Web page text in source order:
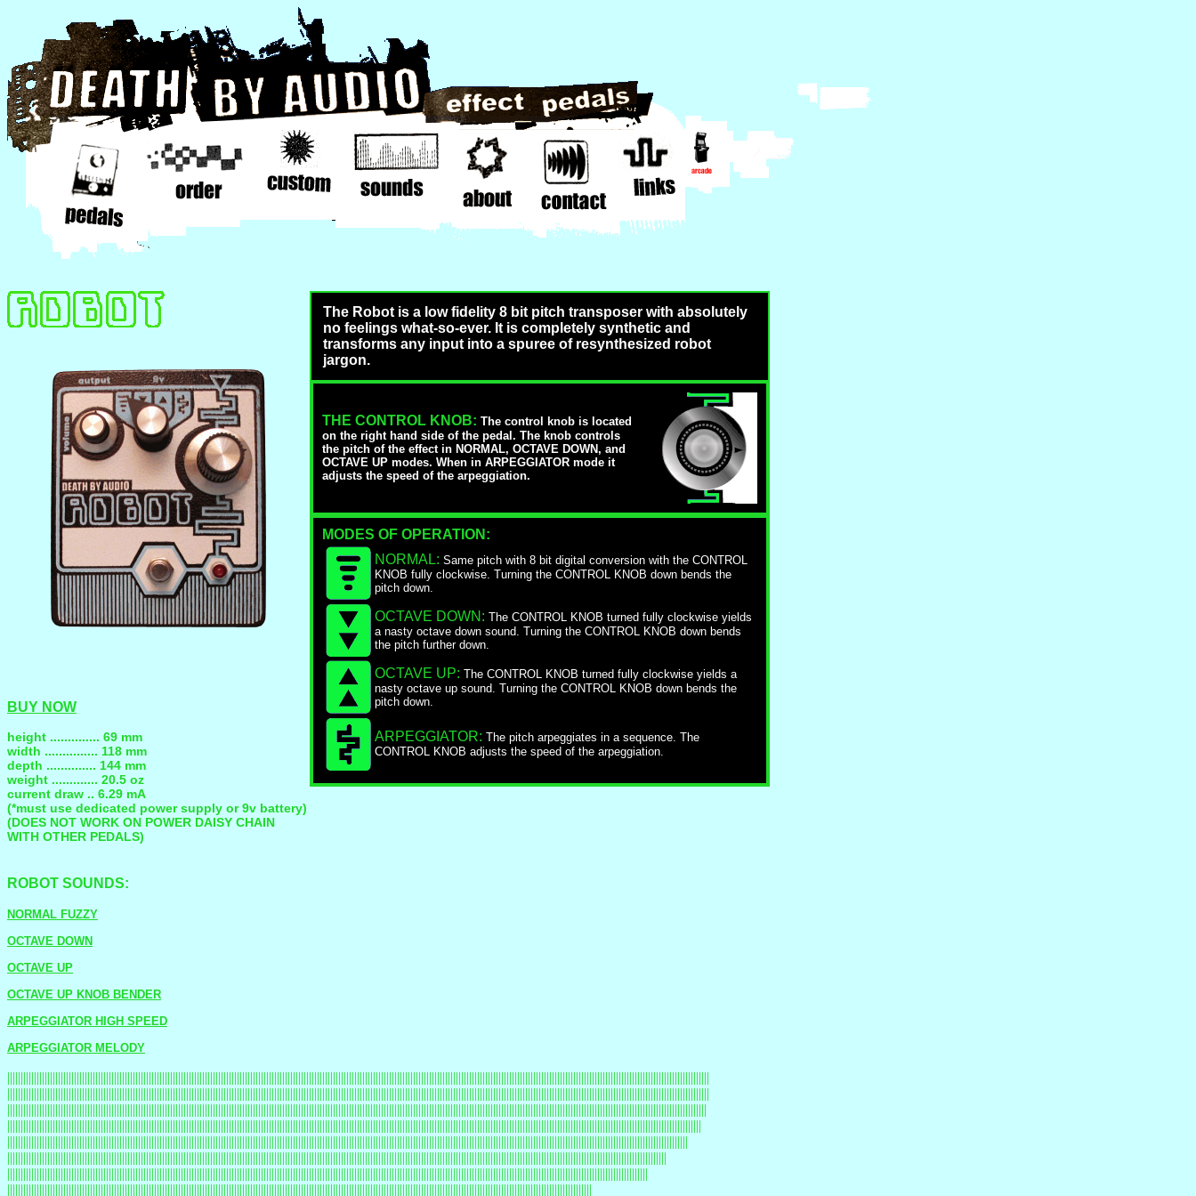
BUY NOW
height .............. 69 mm
width ............... 118 mm
depth .............. 144 mm
weight ............. 20.5 oz
current draw .. 6.29 mA
(*must use dedicated power supply or 9v battery)
(DOES NOT WORK ON POWER DAISY CHAIN
WITH OTHER PEDALS)
The Robot is a low fidelity 8 bit pitch transposer with absolutely
no feelings what-so-ever. It is completely synthetic and
transforms any input into a spuree of resynthesized robot
jargon.
THE CONTROL KNOB: The control knob is located
on the right hand side of the pedal. The knob controls
the pitch of the effect in NORMAL, OCTAVE DOWN, and
OCTAVE UP modes. When in ARPEGGIATOR mode it
adjusts the speed of the arpeggiation.
MODES OF OPERATION:
NORMAL: Same pitch with 8 bit digital conversion with the CONTROL
KNOB fully clockwise. Turning the CONTROL KNOB down bends the
pitch down.
OCTAVE DOWN: The CONTROL KNOB turned fully clockwise yields
a nasty octave down sound. Turning the CONTROL KNOB down bends
the pitch further down.
OCTAVE UP: The CONTROL KNOB turned fully clockwise yields a
nasty octave up sound. Turning the CONTROL KNOB down bends the
pitch down.
ARPEGGIATOR: The pitch arpeggiates in a sequence. The
CONTROL KNOB adjusts the speed of the arpeggiation.
ROBOT SOUNDS:
NORMAL FUZZY
OCTAVE DOWN
OCTAVE UP
OCTAVE UP KNOB BENDER
ARPEGGIATOR HIGH SPEED
ARPEGGIATOR MELODY
|||||||||||||||||||||||||||||||||||||||||||||||||||||||||||||||||||||||||||||||||||||||||||||||||||||||||||||||||||||||||||||||||||||||||||||||||||||||||||||||||||||||||||||||||||||||||||||||||||||||||||||||||||||||||||||||||||||||||||||||||||||||||||||||||||||||
|||||||||||||||||||||||||||||||||||||||||||||||||||||||||||||||||||||||||||||||||||||||||||||||||||||||||||||||||||||||||||||||||||||||||||||||||||||||||||||||||||||||||||||||||||||||||||||||||||||||||||||||||||||||||||||||||||||||||||||||||||||||||||||||||||||||
||||||||||||||||||||||||||||||||||||||||||||||||||||||||||||||||||||||||||||||||||||||||||||||||||||||||||||||||||||||||||||||||||||||||||||||||||||||||||||||||||||||||||||||||||||||||||||||||||||||||||||||||||||||||||||||||||||||||||||||||||||||||||||||||||||||
||||||||||||||||||||||||||||||||||||||||||||||||||||||||||||||||||||||||||||||||||||||||||||||||||||||||||||||||||||||||||||||||||||||||||||||||||||||||||||||||||||||||||||||||||||||||||||||||||||||||||||||||||||||||||||||||||||||||||||||||||||||||||||||||||||
|||||||||||||||||||||||||||||||||||||||||||||||||||||||||||||||||||||||||||||||||||||||||||||||||||||||||||||||||||||||||||||||||||||||||||||||||||||||||||||||||||||||||||||||||||||||||||||||||||||||||||||||||||||||||||||||||||||||||||||||||||||||||||||||
|||||||||||||||||||||||||||||||||||||||||||||||||||||||||||||||||||||||||||||||||||||||||||||||||||||||||||||||||||||||||||||||||||||||||||||||||||||||||||||||||||||||||||||||||||||||||||||||||||||||||||||||||||||||||||||||||||||||||||||||||||||||
||||||||||||||||||||||||||||||||||||||||||||||||||||||||||||||||||||||||||||||||||||||||||||||||||||||||||||||||||||||||||||||||||||||||||||||||||||||||||||||||||||||||||||||||||||||||||||||||||||||||||||||||||||||||||||||||||||||||||||||||
|||||||||||||||||||||||||||||||||||||||||||||||||||||||||||||||||||||||||||||||||||||||||||||||||||||||||||||||||||||||||||||||||||||||||||||||||||||||||||||||||||||||||||||||||||||||||||||||||||||||||||||||||||||||||||